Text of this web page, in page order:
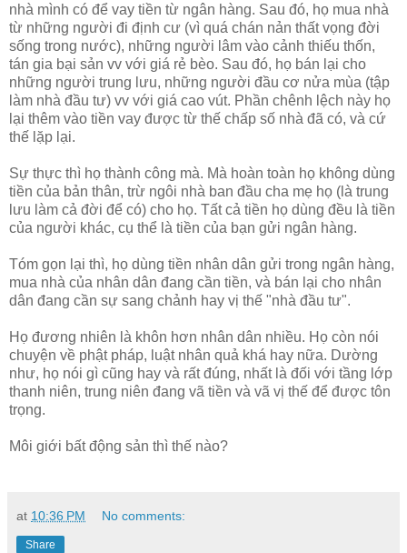
nhà mình có để vay tiền từ ngân hàng. Sau đó, họ mua nhà
từ những người đi định cư (vì quá chán nản thất vọng đời
sống trong nước), những người lâm vào cảnh thiếu thốn,
tán gia bại sản vv với giá rẻ bèo. Sau đó, họ bán lại cho
những người trung lưu, những người đầu cơ nửa mùa (tập
làm nhà đầu tư) vv với giá cao vút. Phần chênh lệch này họ
lại thêm vào tiền vay được từ thế chấp số nhà đã có, và cứ
thế lặp lại.
Sự thực thì họ thành công mà. Mà hoàn toàn họ không dùng
tiền của bản thân, trừ ngôi nhà ban đầu cha mẹ họ (là trung
lưu làm cả đời để có) cho họ. Tất cả tiền họ dùng đều là tiền
của người khác, cụ thể là tiền của bạn gửi ngân hàng.
Tóm gọn lại thì, họ dùng tiền nhân dân gửi trong ngân hàng,
mua nhà của nhân dân đang cần tiền, và bán lại cho nhân
dân đang cần sự sang chảnh hay vị thế "nhà đầu tư".
Họ đương nhiên là khôn hơn nhân dân nhiều. Họ còn nói
chuyện về phật pháp, luật nhân quả khá hay nữa. Dường
như, họ nói gì cũng hay và rất đúng, nhất là đối với tầng lớp
thanh niên, trung niên đang vã tiền và vã vị thế để được tôn
trọng.
Môi giới bất động sản thì thế nào?
at 10:36 PM No comments:
Share